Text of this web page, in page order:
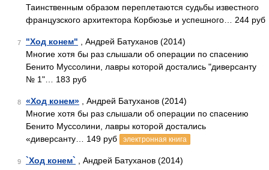
Таинственным образом переплетаются судьбы известного
французского архитектора Корбюзье и успешного… 244 руб
7 "Ход конем" , Андрей Батуханов (2014)
Многие хотя бы раз слышали об операции по спасению
Бенито Муссолини, лавры которой достались "диверсанту
№ 1"… 183 руб
8 «Ход конем» , Андрей Батуханов (2014)
Многие хотя бы раз слышали об операции по спасению
Бенито Муссолини, лавры которой достались
«диверсанту… 149 руб
электронная книга
9 `Ход конем` , Андрей Батуханов (2014)